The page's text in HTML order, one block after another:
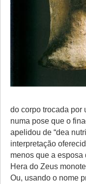
do corpo trocada por
numa pose que o
apelidou de “dea
interpretação
menos que a
Hera do Zeus
Ou, usando o nome